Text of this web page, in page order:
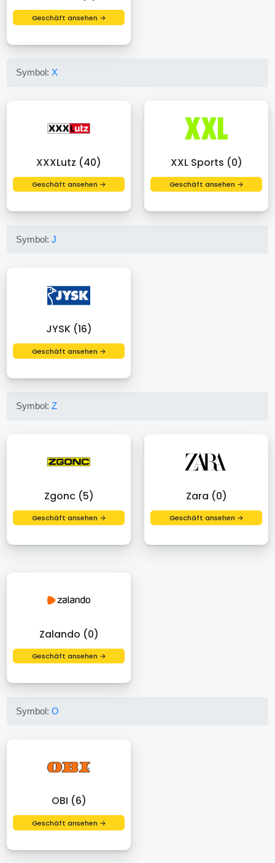
Geschäft ansehen →
Symbol: X
XXXLutz (40)
Geschäft ansehen →
XXL Sports (0)
Geschäft ansehen →
Symbol:J
JYSK (16)
Geschäft ansehen →
Symbol:Z
Zgonc (5)
Geschäft ansehen →
Zara (0)
Geschäft ansehen →
Zalando (0)
Geschäft ansehen →
Symbol:O
OBI (6)
Geschäft ansehen →